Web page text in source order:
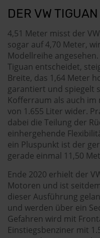
DER VW
4,51 Meter misst der
sogar auf 4,70 Meter,
Modellreihe
Tiguan entscheidet,
Breite, das 1,64 Meter
garantiert und spiegelt
Kofferraum als auch
von 1.655 Liter wider.
dabei die Teilung der
einhergehende
ein Pluspunkt ist der
gerade einmal 11,50
Ende 2020 erhielt der
Motoren und ist
dieser Ausführung
und werden über ein
Gefahren wird mit
Einstiegsbenziner mit